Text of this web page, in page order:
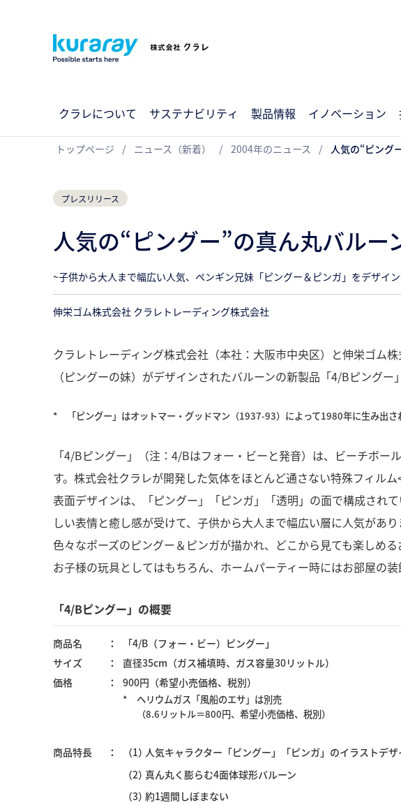
クラレについて サステナビリティ 製品情報 イノベーション
トップページ ニュース（新着） 2004年のニュース 人気の“ピング
プレスリリース
人気の“ピングー”の真ん丸バルー
~子供から大人まで幅広い人気、ペンギン兄妹「ピングー＆ピンガ」をデザイ
伸栄ゴム株式会社 クラレトレーディング株式会社
クラレトレーディング株式会社（本社：大阪市中央区）と伸栄ゴム
（ピングーの妹）がデザインされたバルーンの新製品「4/Bピング
* 「ピングー」はオットマー・グッドマン（1937-93）によって1980年に生み出
「4/Bピングー」（注：4/Bはフォー・ビーと発音）は、ビーチボ
す。株式会社クラレが開発した気体をほとんど通さない特殊フィル
表面デザインは、「ピングー」「ピンガ」「透明」の面で構成され
しい表情と癒し感が受けて、子供から大人まで幅広い層に人気があ
色々なポーズのピングー＆ピンガが描かれ、どこから見ても楽しめる
お子様の玩具としてはもちろん、ホームパーティー時にはお部屋の
「4/Bピングー」の概要
商品名
「4/B（フォー・ビー）ピングー」
サイズ
直径35cm（ガス補填時、ガス容量30リットル）
価格
900円（希望小売価格、税別）
*
ヘリウムガス「風船のエサ」は別売
（8.6リットル＝800円、希望小売価格、税別）
商品特長 （1）人気キャラクター「ピングー」「ピンガ」のイラストデザ
（2）真ん丸く膨らむ4面体球形バルーン
（3）約1週間しぼまない